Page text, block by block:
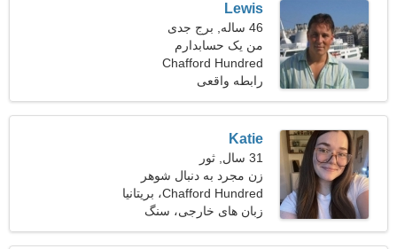
Lewis
46 ساله, برج جدی
من یک حسابدارم
Chafford Hundred
رابطه واقعی
Katie
31 سال, ثور
زن مجرد به دنبال شوهر
Chafford Hundred، بریتانیا
زبان های خارجی، سنگ